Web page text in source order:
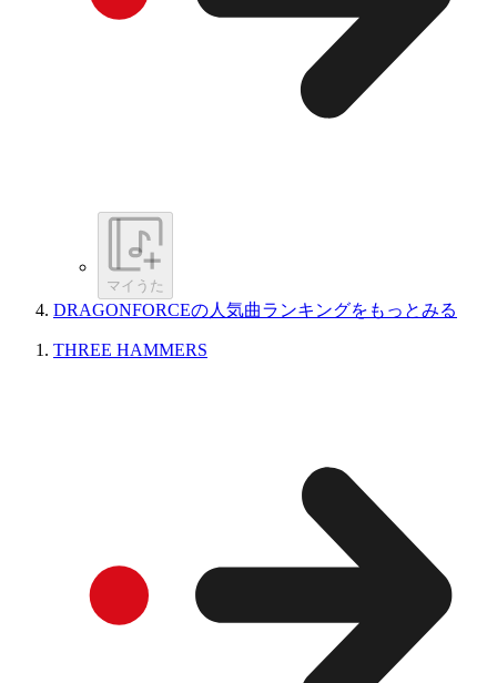
マイうた
DRAGONFORCEの人気曲ランキングをもっとみる
THREE HAMMERS